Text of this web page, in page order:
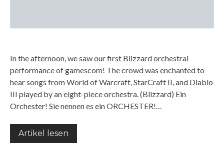
In the afternoon, we saw our first Blizzard orchestral
performance of gamescom! The crowd was enchanted to
hear songs from World of Warcraft, StarCraft II, and Diablo
III played by an eight-piece orchestra. (Blizzard) Ein
Orchester! Sie nennen es ein ORCHESTER!…
Artikel lesen